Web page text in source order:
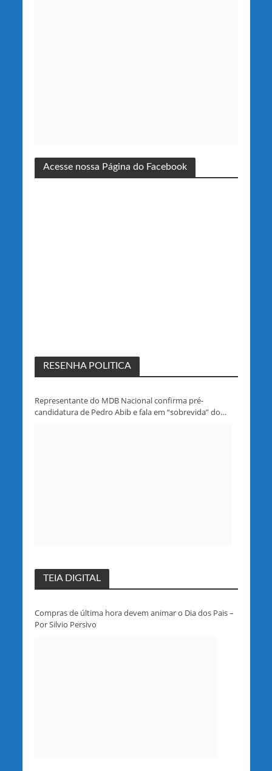
Acesse nossa Página do Facebook
RESENHA POLITICA
Representante do MDB Nacional confirma pré-
candidatura de Pedro Abib e fala em “sobrevida” do
TEIA DIGITAL
Compras de última hora devem animar o Dia dos Pais –
Por Silvio Persivo